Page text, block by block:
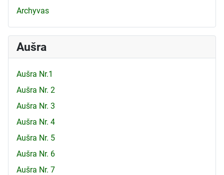
Archyvas
Aušra
Aušra Nr.1
Aušra Nr. 2
Aušra Nr. 3
Aušra Nr. 4
Aušra Nr. 5
Aušra Nr. 6
Aušra Nr. 7